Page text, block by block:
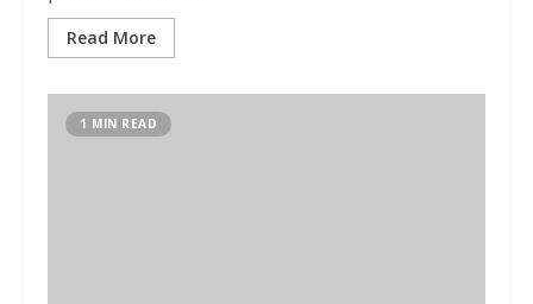
Read More
1 MIN READ